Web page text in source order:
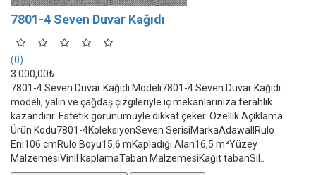
7801-4 Seven Duvar Kağıdı
(0)
3.000,00₺
7801-4 Seven Duvar Kağıdı Modeli7801-4 Seven Duvar Kağıdı
modeli, yalın ve çağdaş çizgileriyle iç mekanlarınıza ferahlık
kazandırır. Estetik görünümüyle dikkat çeker. Özellik Açıklama
Ürün Kodu7801-4KoleksiyonSeven SerisiMarkaAdawallRulo
Eni106 cmRulo Boyu15,6 mKapladığı Alan16,5 m²Yüzey
MalzemesiVinil kaplamaTaban MalzemesiKağıt tabanSil..